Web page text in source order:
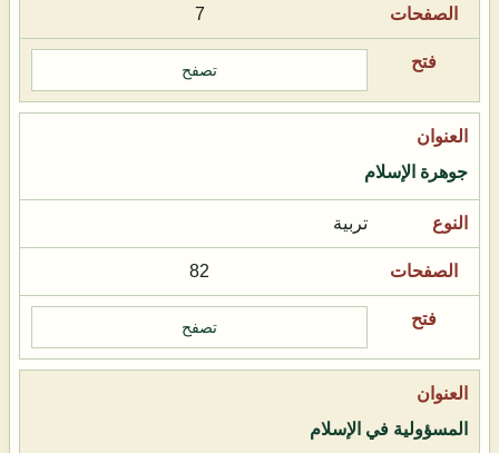
7
تصفح
جوهرة الإسلام
تربية
82
تصفح
المسؤولية في الإسلام